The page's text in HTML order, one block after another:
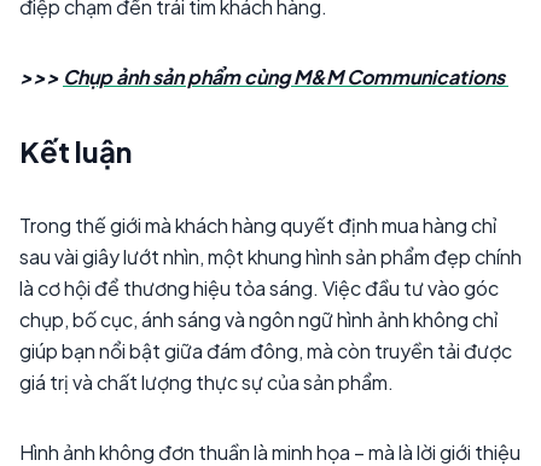
điệp chạm đến trái tim khách hàng.
>>> Chụp ảnh sản phẩm cùng M&M Communications
Kết luận
Trong thế giới mà khách hàng quyết định mua hàng chỉ
sau vài giây lướt nhìn, một khung hình sản phẩm đẹp chính
là cơ hội để thương hiệu tỏa sáng. Việc đầu tư vào góc
chụp, bố cục, ánh sáng và ngôn ngữ hình ảnh không chỉ
giúp bạn nổi bật giữa đám đông, mà còn truyền tải được
giá trị và chất lượng thực sự của sản phẩm.
Hình ảnh không đơn thuần là minh họa – mà là lời giới thiệu